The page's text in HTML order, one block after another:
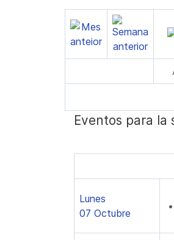
Eventos para la
Lunes
07 Octubre